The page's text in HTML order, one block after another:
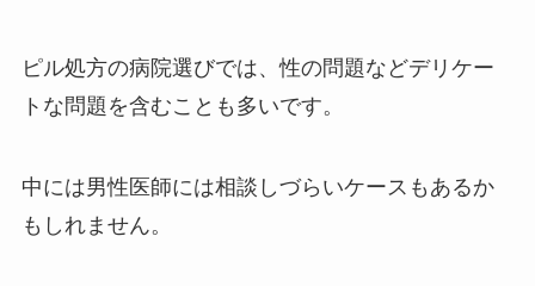
ピル処方の病院選びでは、性の問題などデリケー
トな問題を含むことも多いです。
中には男性医師には相談しづらいケースもあるか
もしれません。